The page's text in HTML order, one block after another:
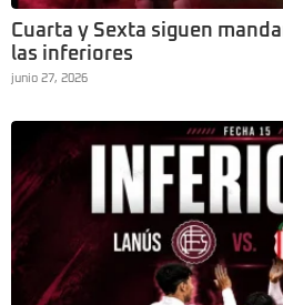
Cuarta y Sexta siguen
las inferiores
junio 27, 2026